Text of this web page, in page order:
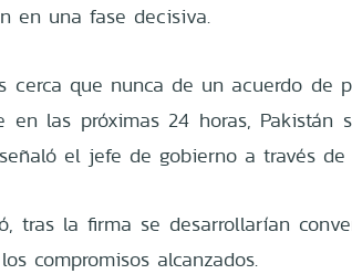
en una fase decisiva.
cerca que nunca de un acuerdo de
en las próximas 24 horas, Pakistán
el jefe de gobierno a través
tras la firma se desarrollarían
compromisos alcanzados.